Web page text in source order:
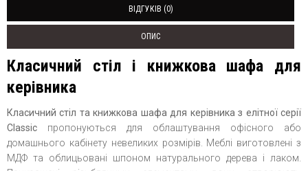
ВІДГУКІВ (0)
ОПИС
Класичний стіл і книжкова шафа для
керівника
Класичний стіл та книжкова шафа для керівника з елітної серії
Classic пропонуються для облаштування офісного або
домашнього кабінету невеликих розмірів. Меблі виготовлені з
МДФ та облицьовані шпоном натурального дерева і лаком.